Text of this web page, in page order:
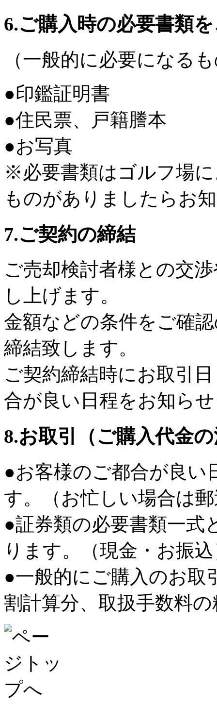
6.ご購入時の必要書類
（一般的に必要になる
●印鑑証明書
●住民票、戸籍謄本
●お写真
※必要書類はゴルフ場
ものがありましたらお
7.ご契約の締結
ご売却検討者様との交
し上げます。
金額などの条件をご確
締結致します。
ご契約締結時にお取引
合が良い日程をお知ら
8.お取引（ご購入代金
●お客様のご都合が良い
す。（お忙しい場合は
●証券類の必要書類一式
ります。（現金・お振
●一般的にご購入のお取
割計算分、取扱手数料